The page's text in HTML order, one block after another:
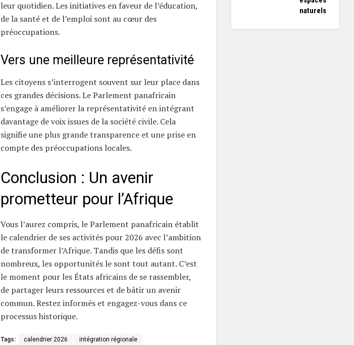
leur quotidien. Les initiatives en faveur de l’éducation,
de la santé et de l’emploi sont au cœur des
préoccupations.
Vers une meilleure représentativité
Les citoyens s’interrogent souvent sur leur place dans
ces grandes décisions. Le Parlement panafricain
s’engage à améliorer la représentativité en intégrant
davantage de voix issues de la société civile. Cela
signifie une plus grande transparence et une prise en
compte des préoccupations locales.
Conclusion : Un avenir
prometteur pour l’Afrique
Vous l’aurez compris, le Parlement panafricain établit
le calendrier de ses activités pour 2026 avec l’ambition
de transformer l’Afrique. Tandis que les défis sont
nombreux, les opportunités le sont tout autant. C’est
le moment pour les États africains de se rassembler,
de partager leurs ressources et de bâtir un avenir
commun. Restez informés et engagez-vous dans ce
processus historique.
Tags: calendrier 2026 intégration régionale
naturels